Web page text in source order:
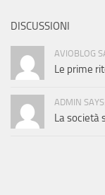
DISCUSSIONI
AVIOBLOG
Le prime
ADMIN SAYS:
La società